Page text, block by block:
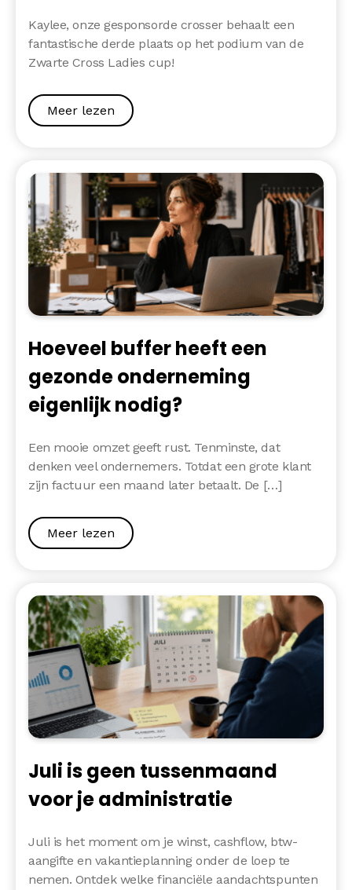
Kaylee, onze gesponsorde crosser behaalt een
fantastische derde plaats op het podium van de
Zwarte Cross Ladies cup!
Meer lezen
Hoeveel buffer heeft een
gezonde onderneming
eigenlijk nodig?
Een mooie omzet geeft rust. Tenminste, dat
denken veel ondernemers. Totdat een grote klant
zijn factuur een maand later betaalt. De […]
Meer lezen
Juli is geen tussenmaand
voor je administratie
Juli is het moment om je winst, cashflow, btw-
aangifte en vakantieplanning onder de loep te
nemen. Ontdek welke financiële aandachtspunten